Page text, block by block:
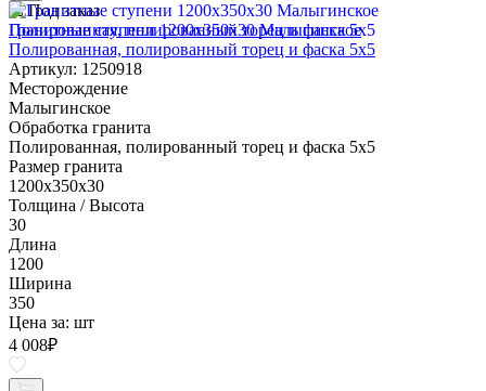
Под заказ
Гранитные ступени 1200x350x30 Малыгинское
Полированная, полированный торец и фаска 5x5
Артикул: 1250918
Месторождение
Малыгинское
Обработка гранита
Полированная, полированный торец и фаска 5x5
Размер гранита
1200x350x30
Толщина / Высота
30
Длина
1200
Ширина
350
Цена за: шт
4 008₽